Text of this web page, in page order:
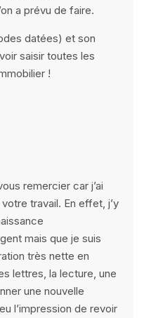
a prévu de faire.
datées) et son
saisir toutes les
!
remercier car j’ai
travail. En effet, j’y
mais que je suis
très nette en
lettres, la lecture, une
une nouvelle
l’impression de revoir